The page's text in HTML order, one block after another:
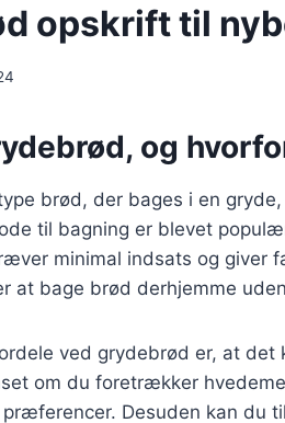
opskrift til
og
brød, der bages i en
til bagning er blevet
minimal indsats og giver
at bage brød derhjemme
ved grydebrød er, at
om du foretrækker
Desuden kan du